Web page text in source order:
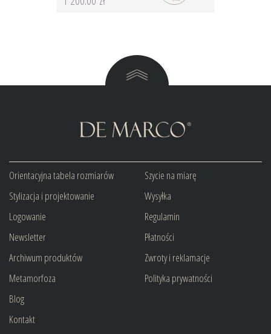
Orientacyjna tabela rozmiarów
Stylizacja i projektowanie
Logowanie
Newsletter
Archiwum produktów
Metamorfoza
Blog
Kontakt
Szycie na miarę
Wysyłka
Regulamin
Płatności
Zwroty i reklamacje
Polityka prywatności